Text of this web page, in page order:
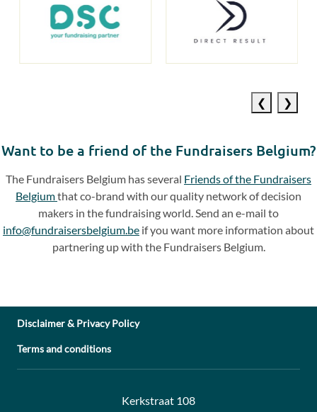
Want to be a friend of the Fundraisers Belgium?
The Fundraisers Belgium has several Friends of the Fundraisers
Belgiumthat co-brand with our quality network of decision
makers in the fundraising world. Send an e-mail to
info@fundraisersbelgium.be if you want more information about
partnering up with the Fundraisers Belgium.
Disclaimer & Privacy Policy
Terms and conditions
Contact:
Address:
Kerkstraat 108